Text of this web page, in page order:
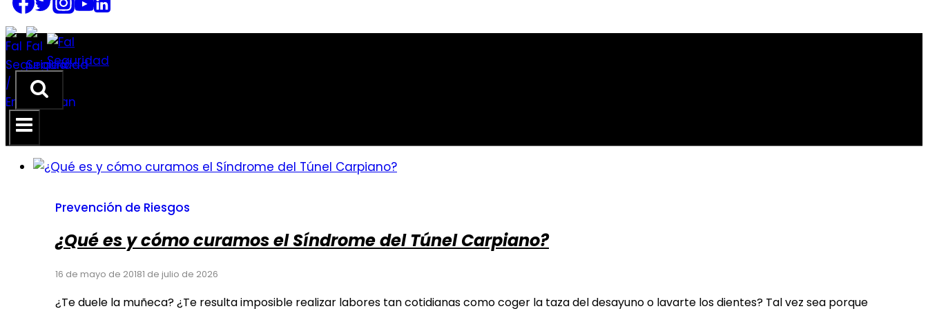
Prevención de Riesgos
¿Qué es y cómo curamos el Síndrome del Túnel Carpiano?
16 de mayo de 20181 de julio de 2026
¿Te duele la muñeca? ¿Te resulta imposible realizar labores tan cotidianas como coger la taza del desayuno o lavarte los dientes? Tal vez sea porque